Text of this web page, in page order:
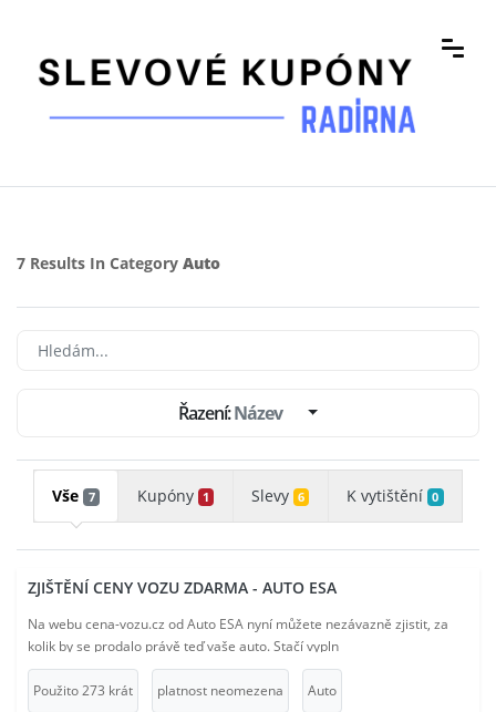
7 Results In Category Auto
Řazení:Název
Vše 7 Kupóny 1 Slevy 6 K vytištění 0
ZJIŠTĚNÍ CENY VOZU ZDARMA - AUTO ESA
Na webu cena-vozu.cz od Auto ESA nyní můžete nezávazně zjistit, za
kolik by se prodalo právě teď vaše auto. Stačí vypln
Použito 273 krát platnost neomezena Auto